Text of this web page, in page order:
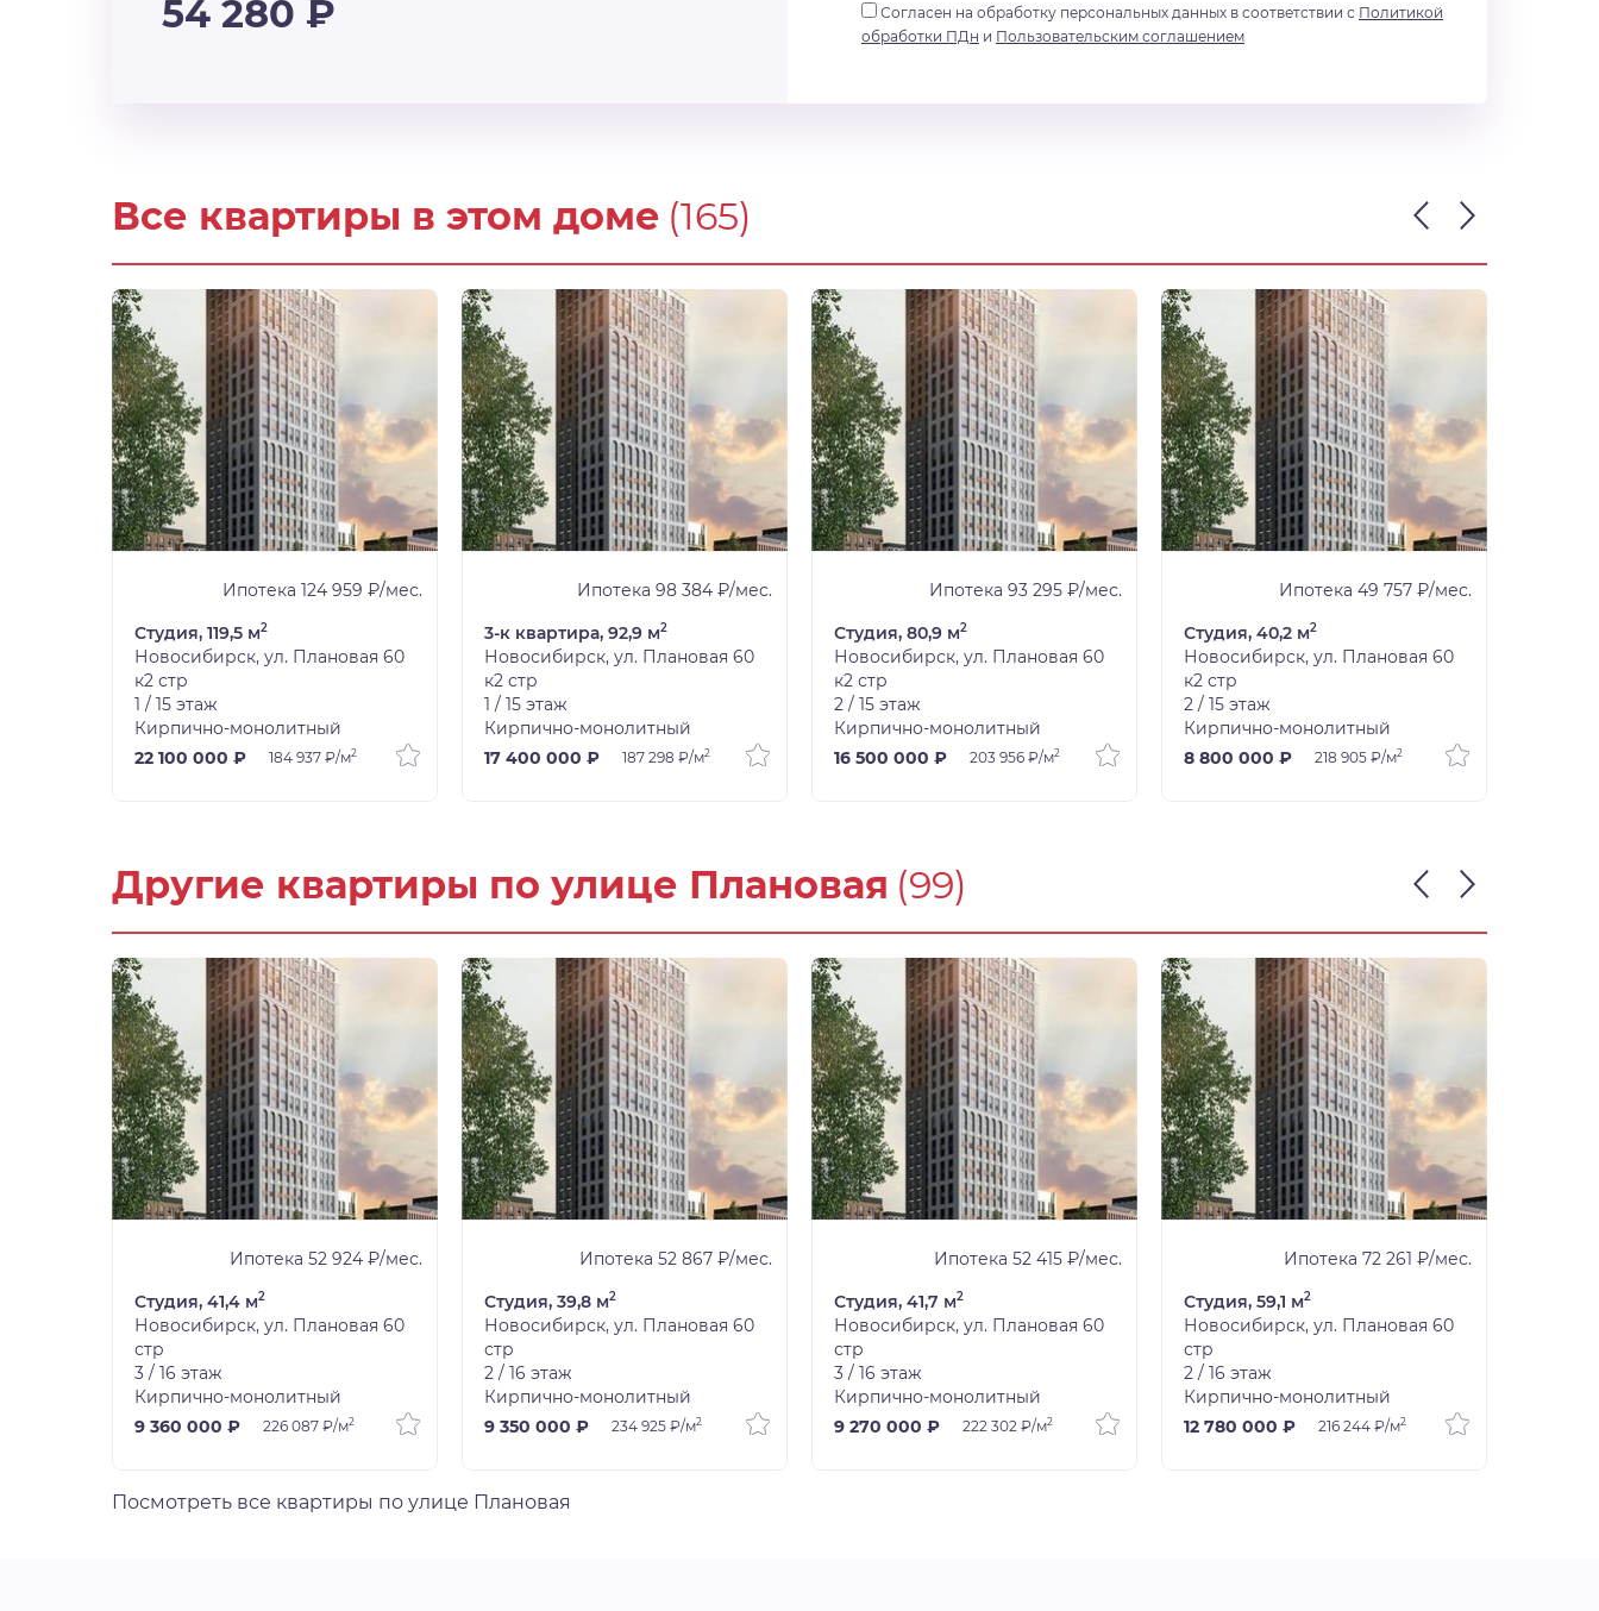
54 280 ₽ Согласен на обработку персональных данных в соответствии с Политикой
обработки ПДн и Пользовательским соглашением
Все квартиры в этом доме (165)
Ипотека 124 959 ₽/мес.
Студия, 119,5 м2
Новосибирск, ул. Плановая 60
к2 стр
1 / 15 этаж
Кирпично-монолитный
22 100 000 ₽
184 937 ₽/м2
Ипотека 98 384 ₽/мес.
3-к квартира, 92,9 м2
Новосибирск, ул. Плановая 60
к2 стр
1 / 15 этаж
Кирпично-монолитный
17 400 000 ₽
187 298 ₽/м2
Ипотека 93 295 ₽/мес.
Студия, 80,9 м2
Новосибирск, ул. Плановая 60
к2 стр
2 / 15 этаж
Кирпично-монолитный
16 500 000 ₽
203 956 ₽/м2
Ипотека 49 757 ₽/мес.
Студия, 40,2 м2
Новосибирск, ул. Плановая 60
к2 стр
2 / 15 этаж
Кирпично-монолитный
8 800 000 ₽
218 905 ₽/м2
Другие квартиры по улице Плановая (99)
Ипотека 52 924 ₽/мес.
Студия, 41,4 м2
Новосибирск, ул. Плановая 60
стр
3 / 16 этаж
Кирпично-монолитный
9 360 000 ₽
226 087 ₽/м2
Ипотека 52 867 ₽/мес.
Студия, 39,8 м2
Новосибирск, ул. Плановая 60
стр
2 / 16 этаж
Кирпично-монолитный
9 350 000 ₽
234 925 ₽/м2
Ипотека 52 415 ₽/мес.
Студия, 41,7 м2
Новосибирск, ул. Плановая 60
стр
3 / 16 этаж
Кирпично-монолитный
9 270 000 ₽
222 302 ₽/м2
Ипотека 72 261 ₽/мес.
Студия, 59,1 м2
Новосибирск, ул. Плановая 60
стр
2 / 16 этаж
Кирпично-монолитный
12 780 000 ₽
216 244 ₽/м2
Посмотреть все квартиры по улице Плановая